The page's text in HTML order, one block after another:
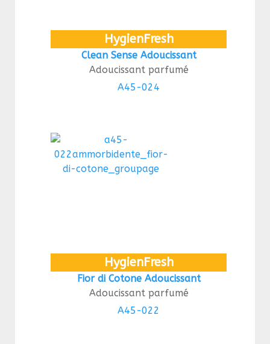
HygienFresh
Clean Sense Adoucissant
Adoucissant parfumé
A45-024
HygienFresh
Fior di Cotone Adoucissant
Adoucissant parfumé
A45-022